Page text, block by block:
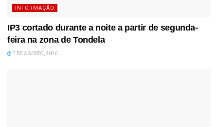
INFORMAÇÃO
IP3 cortado durante a noite a partir de segunda-
feira na zona de Tondela
7 DE AGOSTO, 2026